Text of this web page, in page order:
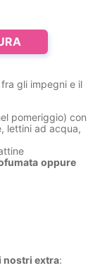
gli impegni e il
pomeriggio) con
lettini ad acqua,
oppure
nostri extra: